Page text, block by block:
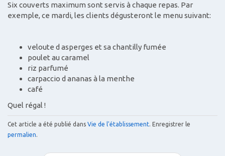
t
Six couverts maximum sont servis à chaque repas. Par
exemple, ce mardi, les clients dégusteront le menu suivant:
veloute d asperges et sa chantilly fumée
poulet au caramel
riz parfumé
carpaccio d ananas à la menthe
café
Quel régal !
Cet article a été publié dans Vie de l'établissement. Enregistrer le
permalien.